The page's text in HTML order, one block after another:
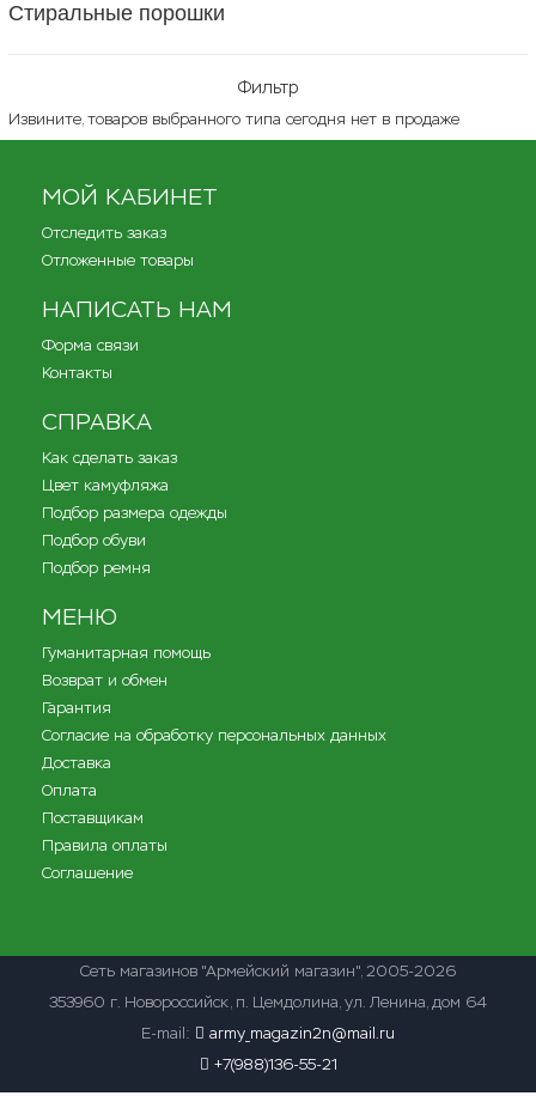
Стиральные порошки
Фильтр
Извините, товаров выбранного типа сегодня нет в продаже
МОЙ КАБИНЕТ
Отследить заказ
Отложенные товары
НАПИСАТЬ НАМ
Форма связи
Контакты
СПРАВКА
Как сделать заказ
Цвет камуфляжа
Подбор размера одежды
Подбор обуви
Подбор ремня
МЕНЮ
Гуманитарная помощь
Возврат и обмен
Гарантия
Согласие на обработку персональных данных
Доставка
Оплата
Поставщикам
Правила оплаты
Соглашение
Сеть магазинов "Армейский магазин", 2005-2026
353960 г. Новороссийск, п. Цемдолина, ул. Ленина, дом 64
E-mail:
army_magazin2n@mail.ru
+7(988)136-55-21